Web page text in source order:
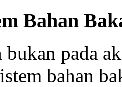
Bahan
bukan pada
bahan